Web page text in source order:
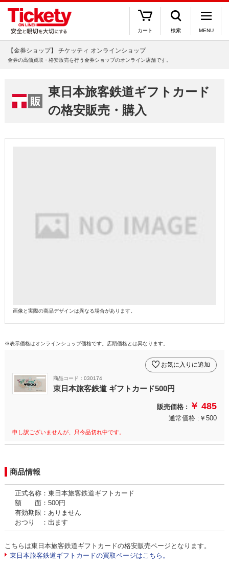
カート 検索 MENU
【金券ショップ】 チケッティ オンラインショップ
金券の高価買取・格安販売を行う金券ショップのオンライン店舗です。
東日本旅客鉄道ギフトカード
の格安販売・購入
画像と実際の商品デザインは異なる場合があります。
※表示価格はオンラインショップ価格です。店頭価格とは異なります。
商品コード：030174
東日本旅客鉄道 ギフトカード500円
お気に入りに追加
販売価格 : ￥ 485
通常価格 :￥500
申し訳ございませんが、只今品切れ中です。
商品情報
正式名称：東日本旅客鉄道ギフトカード
額 面：500円
有効期限：ありません
おつり ：出ます
こちらは東日本旅客鉄道ギフトカードの格安販売ページとなります。
東日本旅客鉄道ギフトカードの買取ページはこちら。